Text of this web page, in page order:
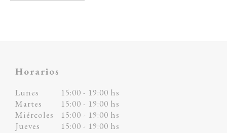
Horarios
Lunes
15:00 - 19:00 hs
Martes
15:00 - 19:00 hs
Miércoles
15:00 - 19:00 hs
Jueves
15:00 - 19:00 hs